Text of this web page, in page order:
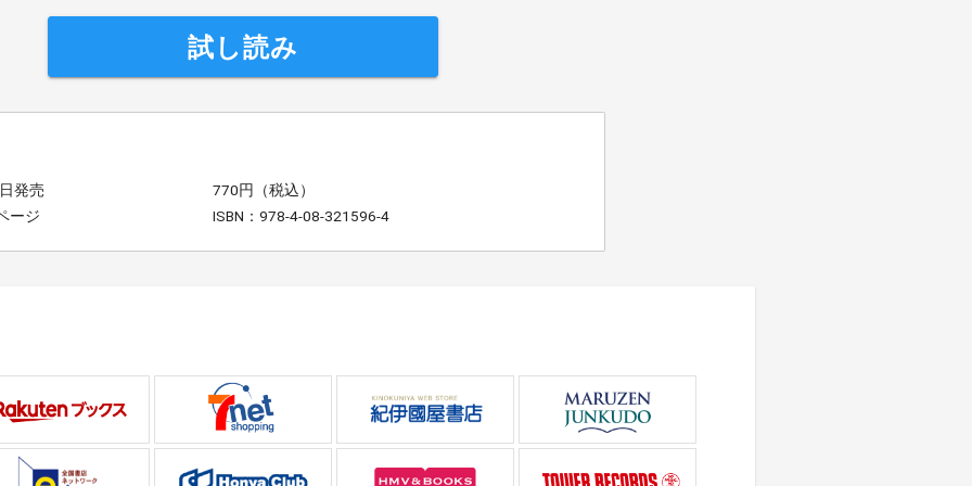
試し読み
発売
770円（税込）
ージ
ISBN：978-4-08-321596-4